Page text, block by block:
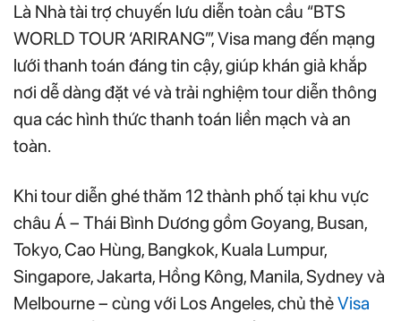
Là Nhà tài trợ chuyến lưu diễn toàn cầu “BTS
WORLD TOUR ‘ARIRANG’”, Visa mang đến mạng
lưới thanh toán đáng tin cậy, giúp khán giả khắp
nơi dễ dàng đặt vé và trải nghiệm tour diễn thông
qua các hình thức thanh toán liền mạch và an
toàn.
Khi tour diễn ghé thăm 12 thành phố tại khu vực
châu Á – Thái Bình Dương gồm Goyang, Busan,
Tokyo, Cao Hùng, Bangkok, Kuala Lumpur,
Singapore, Jakarta, Hồng Kông, Manila, Sydney và
Melbourne – cùng với Los Angeles, chủ thẻVisa